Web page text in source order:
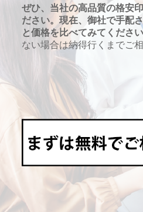
ぜひ、当社の高品質の格安
ださい。現在、御社で手配
と価格を比べてみてください
ない場合は納得行くまでご相